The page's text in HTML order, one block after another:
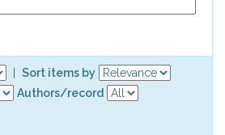
Sort items by
Authors/record